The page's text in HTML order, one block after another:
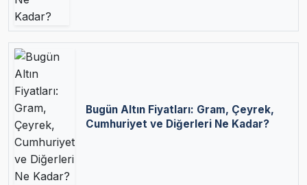
Bugün Altın Fiyatları: Gram, Çeyrek,
Cumhuriyet ve Diğerleri Ne Kadar?